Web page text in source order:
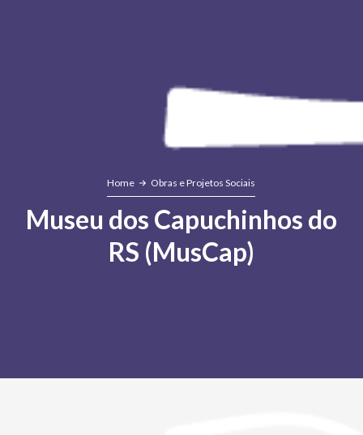
Home Obras e Projetos Sociais
Museu dos Capuchinhos do
RS (MusCap)